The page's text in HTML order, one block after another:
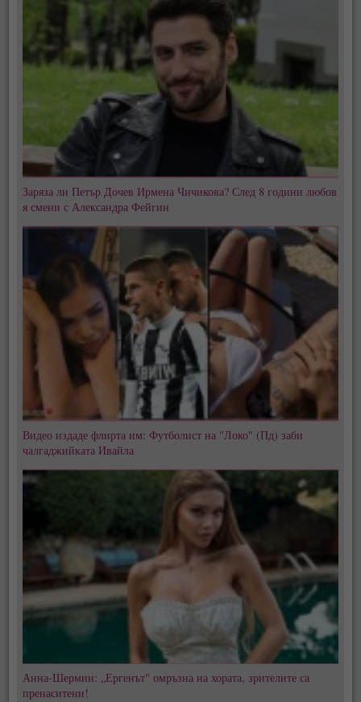
Заряза ли Петър Дочев Ирмена Чичикова? След 8 години любов
я смени с Александра Фейгин
Видео издаде флирта им: Футболист на "Локо" (Пд) заби
чалгаджийката Ивайла
Анна-Шермин: „Ергенът" омръзна на хората, зрителите са
пренаситени!